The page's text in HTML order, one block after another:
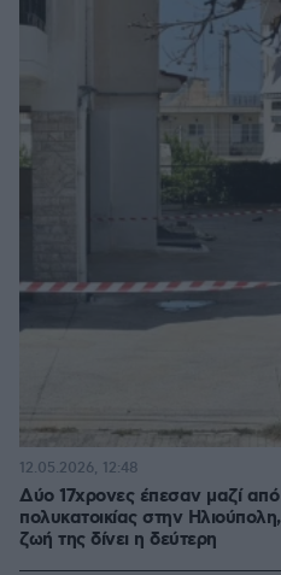
Δύο 17χρονες έπεσαν μαζί
πολυκατοικίας στην
ζωή της δίνει η δεύτερη
12.05.2026, 12:48